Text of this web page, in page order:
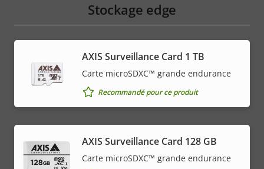
Stockage edge
AXIS Surveillance Card 1 TB
Carte microSDXC™ grande endurance
Recommandé pour ce produit
AXIS Surveillance Card 128 GB
Carte microSDXC™ grande endurance